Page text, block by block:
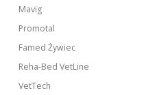
Mavig
Promotal
Famed Żywiec
Reha-Bed VetLine
VetTech